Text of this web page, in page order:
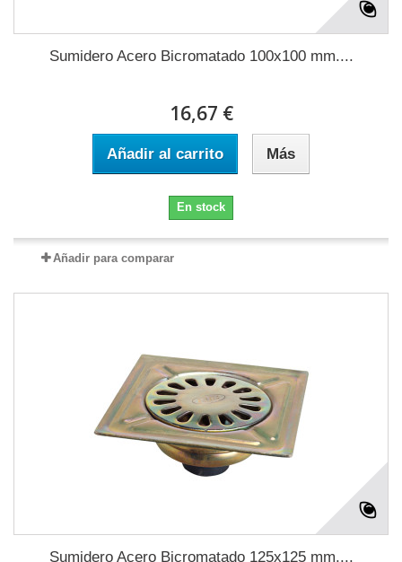
Sumidero Acero Bicromatado 100x100 mm....
16,67 €
Añadir al carrito Más
En stock
Añadir para comparar
Sumidero Acero Bicromatado 125x125 mm....